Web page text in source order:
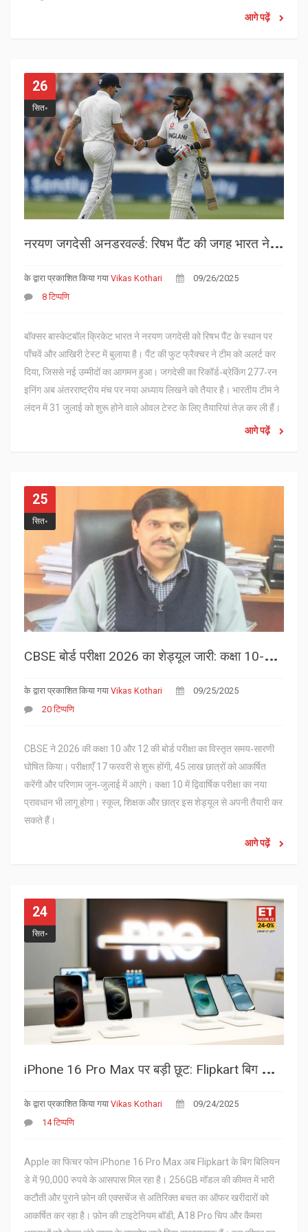
आगे पढ़ें
26
सित॰
न
रयण जगदेसी अनडरवर्ल्ड: रिषभ पैंट की जगह भारत ने चुनी नई विकेटकीपर बॅट्समैन
के द्वारा प्रकाशित किया गया Vikas Kothari
09/26/2025
8 टिप्पणि
बॉक्सर बास्केटबॉल क्रिकेट भारत ने नरयण जगदेसी को रिषभ पैंट के स्थान पर
पाँचवें और आखिरी टेस्ट में बुलाया है। पैंट की फुट फ्रैक्चर ने टीम को अलर्ट कर
दिया, जिससे नई उम्मीदों का आगमन हुआ। जगदेसी का रिकॉर्ड‑ब्रेकिंग 277‑रन
इनिंग अब अंतरराष्ट्रीय मंच पर नया अध्याय लिखने को तैयार है। भारतीय टीम ने
लंदन में 31 जुलाई को शुरू होने वाले ओवल टेस्ट के लिए तैयारियां तेज़ कर ली हैं।
आगे पढ़ें
25
सित॰
C
BSE बोर्ड परीक्षा 2026 का शेड्यूल जारी: कक्षा 10-12 की परीक्षाएँ 17 फरवरी से
के द्वारा प्रकाशित किया गया Vikas Kothari
09/25/2025
20 टिप्पणि
CBSE ने 2026 की कक्षा 10 और 12 की बोर्ड परीक्षा का विस्तृत समय‑सारणी
घोषित किया। परीक्षाएँ 17 फरवरी से शुरू होंगी, 45 लाख छात्रों को आकर्षित
करेंगी और परिणाम जून‑जुलाई में आएंगे। कक्षा 10 में द्विवार्षिक परीक्षा का नया
प्रावधान भी लागू होगा। स्कूल, शिक्षक और छात्र इस शेड्यूल से अपनी तैयारी कर
सकते हैं।
आगे पढ़ें
24
सित॰
i
Phone 16 Pro Max पर बड़ी छूट: Flipkart बिग बिलियन डे में मिल रहा नया दाम
के द्वारा प्रकाशित किया गया Vikas Kothari
09/24/2025
14 टिप्पणि
Apple का फिचर फोन iPhone 16 Pro Max अब Flipkart के बिग बिलियन
डे में 90,000 रुपये के आसपास मिल रहा है। 256GB मॉडल की कीमत में भारी
कटौती और पुराने फ़ोन की एक्सचेंज से अतिरिक्त बचत का ऑफर खरीदारों को
आकर्षित कर रहा है। फ़ोन की टाइटेनियम बॉडी, A18 Pro चिप और कैमरा